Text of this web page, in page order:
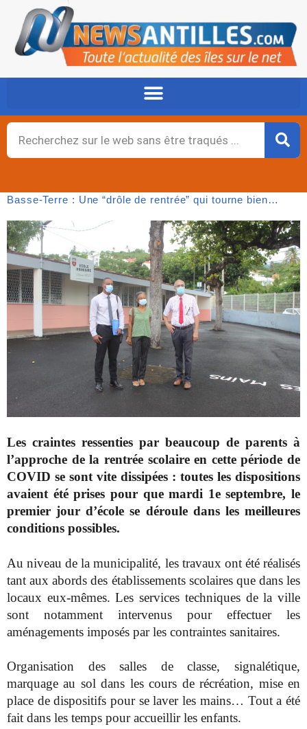
contenu
Rechercher
Basse-Terre : Une “drôle de rentrée” qui tourne bien…
Les craintes ressenties par beaucoup de parents à
l’approche de la rentrée scolaire en cette période de
COVID se sont vite dissipées : toutes les dispositions
avaient été prises pour que mardi 1e septembre, le
premier jour d’école se déroule dans les meilleures
conditions possibles.
Au niveau de la municipalité, les travaux ont été réalisés
tant aux abords des établissements scolaires que dans les
locaux eux-mêmes. Les services techniques de la ville
sont notamment intervenus pour effectuer les
aménagements imposés par les contraintes sanitaires.
Organisation des salles de classe, signalétique,
marquage au sol dans les cours de récréation, mise en
place de dispositifs pour se laver les mains… Tout a été
fait dans les temps pour accueillir les enfants.